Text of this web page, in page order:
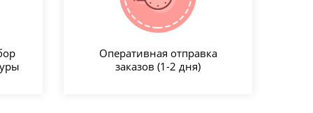
Оперативная отправка
заказов (1-2 дня)